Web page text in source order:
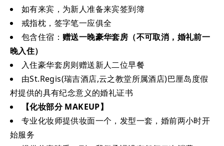
如有来宾，为新人准备来宾签到簿
戒指枕，签字笔一应俱全
包含住宿： 赠送一晚豪华套房（不可取消，婚礼前一
晚入住）
入住豪华套房则赠送新人二位早餐
由St.Regis(瑞吉酒店,云之教堂所属酒店)巴厘岛度假
村提供的具有纪念意义的婚礼证书
【化妆部分 MAKEUP】
专业化妆师提供妆面一个，发型一套，婚前两小时开
始服务